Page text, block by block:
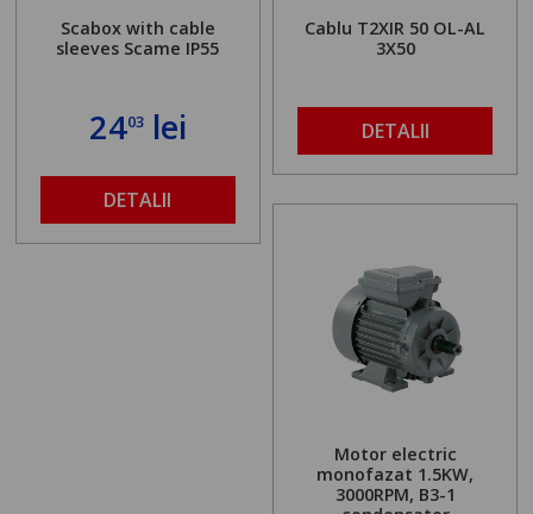
Scabox with cable
sleeves Scame IP55
2403lei
DETALII
Cablu T2XIR 50 OL-AL
3X50
DETALII
Motor electric
monofazat 1.5KW,
3000RPM, B3-1